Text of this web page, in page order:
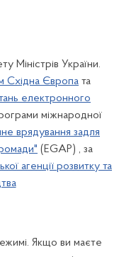
Міністрів України.
Східна Європа та
електронного
міжнародної
врядування задля
(EGAP) , за
агенції розвитку та
Якщо ви маєте